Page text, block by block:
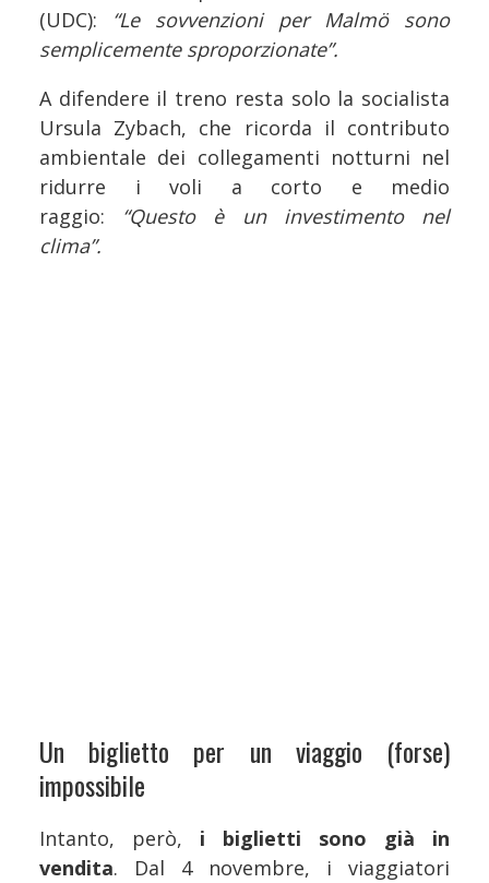
(UDC): “Le sovvenzioni per Malmö sono
semplicemente sproporzionate”.
A difendere il treno resta solo la socialista
Ursula Zybach, che ricorda il contributo
ambientale dei collegamenti notturni nel
ridurre i voli a corto e medio
raggio: “Questo è un investimento nel
clima”.
Un biglietto per un viaggio (forse)
impossibile
Intanto, però, i biglietti sono già in
vendita. Dal 4 novembre, i viaggiatori